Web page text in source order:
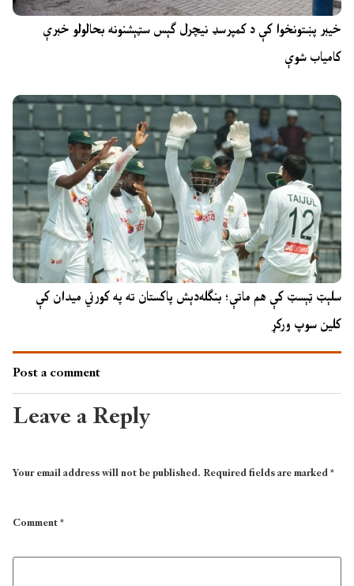
خیبر پښتونخوا کې د کمپرسډ نیچرل ګېس سټېشنونه بحالولو خبرې
کامیاب شوې
سلېټ ټېسټ کې هم ماتې؛ بنګله‌دېش پاکستان ته په کورني میدان کې
کلین سوپ ورکړ
Post a comment
Leave a Reply
Your email address will not be published.Required fields are marked*
Comment*